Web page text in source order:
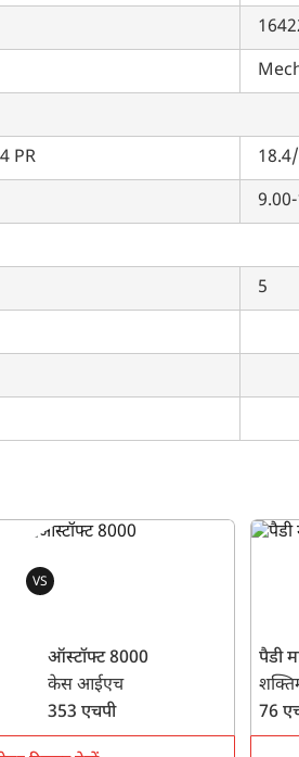
PR
5
VS
ऑस्टॉफ्ट 8000
केस आईएच
353 एचपी
पैडी
76